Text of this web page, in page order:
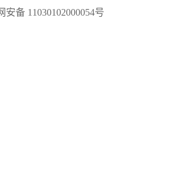
安备 11030102000054号